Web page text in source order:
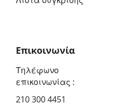
Επικοινωνία
Τηλέφωνο
επικοινωνίας :
210 300 4451